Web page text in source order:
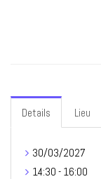
Details Lieu
30/03/2027
14:30 - 16:00